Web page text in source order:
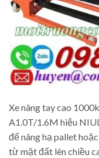
Xe nâng tay cao
A1.0T/1.6M hiệu
để nâng hạ pallet
từ mặt đất lên chiều